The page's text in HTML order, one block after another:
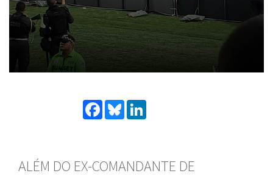
Facebook
Bluesky
ALÉM DO EX-COMANDANTE DE